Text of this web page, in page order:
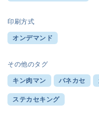
印刷方式
オンデマンド
その他のタグ
キン肉マン バネカセ
ステカセキング